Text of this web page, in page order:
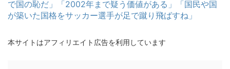
で国の恥だ」「2002年まで疑う価値がある」「国民や国
が築いた国格をサッカー選手が足で蹴り飛ばすね」
本サイトはアフィリエイト広告を利用しています